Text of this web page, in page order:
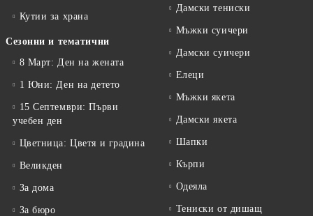
Кутии за храна
Сезонни и тематични
8 Март: Ден на жената
1 Юни: Ден на детето
15 Септември: Първи
учебен ден
Цветница: Цветя и градина
Великден
За дома
За бюро
Дамски тениски
Мъжки суичери
Дамски суичери
Елеци
Мъжки якета
Дамски якета
Шапки
Кърпи
Одеяла
Тениски от дишащ